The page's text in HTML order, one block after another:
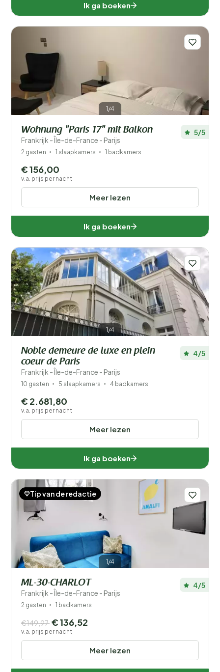
Ik ga boeken
1/4
Wohnung "Paris 17" mit Balkon
Frankrijk - Île-de-France - Parijs
5/5
2 gasten 1 slaapkamers 1 badkamers
Meer lezen
€ 156,00
v.a. prijs per nacht
Ik ga boeken
1/4
Noble demeure de luxe en plein
coeur de Paris
Frankrijk - Île-de-France - Parijs
4/5
10 gasten 5 slaapkamers 4 badkamers
Meer lezen
€ 2.681,80
v.a. prijs per nacht
Ik ga boeken
1/4
Tip van de redactie
ML-30-CHARLOT
Frankrijk - Île-de-France - Parijs
4/5
2 gasten 1 badkamers
Meer lezen
€149,97 € 136,52
v.a. prijs per nacht